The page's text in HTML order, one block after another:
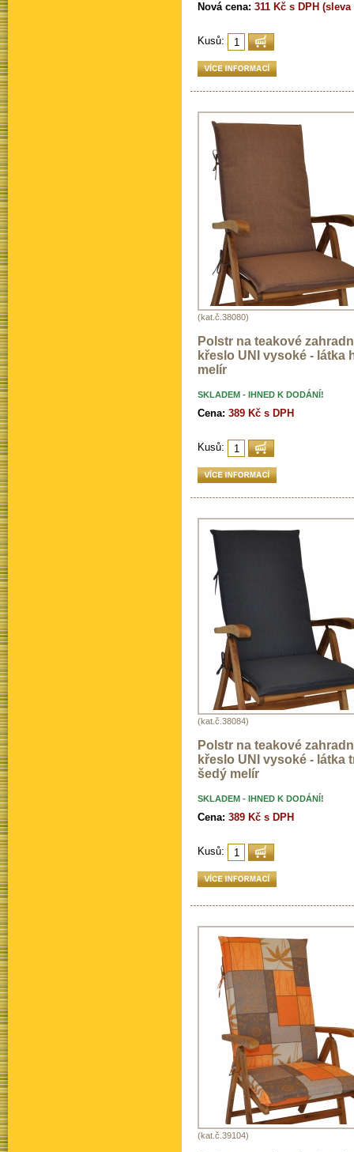
Nová cena: 311 Kč s DPH (sleva
Kusů:
(kat.č.38080)
Polstr na teakové
křeslo UNI vysoké - látka
melír
SKLADEM - IHNED K DODÁNÍ!
Cena: 389 Kč s DPH
Kusů:
(kat.č.38084)
Polstr na teakové
křeslo UNI vysoké - látka
šedý melír
SKLADEM - IHNED K DODÁNÍ!
Cena: 389 Kč s DPH
Kusů:
(kat.č.39104)